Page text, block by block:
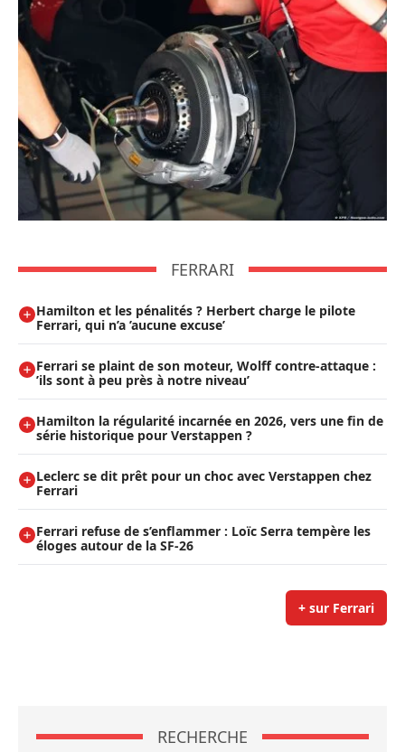
FERRARI
Hamilton et les pénalités ? Herbert charge le pilote
Ferrari, qui n’a ’aucune excuse’
Ferrari se plaint de son moteur, Wolff contre-attaque :
’ils sont à peu près à notre niveau’
Hamilton la régularité incarnée en 2026, vers une fin de
série historique pour Verstappen ?
Leclerc se dit prêt pour un choc avec Verstappen chez
Ferrari
Ferrari refuse de s’enflammer : Loïc Serra tempère les
éloges autour de la SF-26
+ sur Ferrari
RECHERCHE